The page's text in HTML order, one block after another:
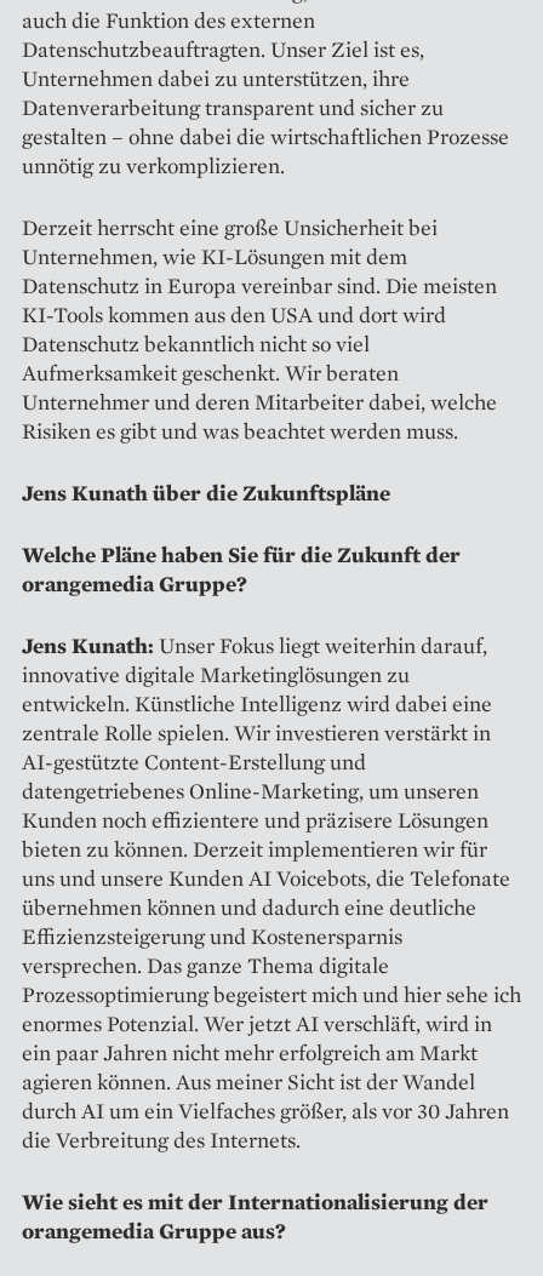
auch die Funktion des externen
Datenschutzbeauftragten. Unser Ziel ist es,
Unternehmen dabei zu unterstützen, ihre
Datenverarbeitung transparent und sicher zu
gestalten – ohne dabei die wirtschaftlichen Prozesse
unnötig zu verkomplizieren.
Derzeit herrscht eine große Unsicherheit bei
Unternehmen, wie KI-Lösungen mit dem
Datenschutz in Europa vereinbar sind. Die meisten
KI-Tools kommen aus den USA und dort wird
Datenschutz bekanntlich nicht so viel
Aufmerksamkeit geschenkt. Wir beraten
Unternehmer und deren Mitarbeiter dabei, welche
Risiken es gibt und was beachtet werden muss.
Jens Kunath über die Zukunftspläne
Welche Pläne haben Sie für die Zukunft der
orangemedia Gruppe?
Jens Kunath: Unser Fokus liegt weiterhin darauf,
innovative digitale Marketinglösungen zu
entwickeln. Künstliche Intelligenz wird dabei eine
zentrale Rolle spielen. Wir investieren verstärkt in
AI-gestützte Content-Erstellung und
datengetriebenes Online-Marketing, um unseren
Kunden noch effizientere und präzisere Lösungen
bieten zu können. Derzeit implementieren wir für
uns und unsere Kunden AI Voicebots, die Telefonate
übernehmen können und dadurch eine deutliche
Effizienzsteigerung und Kostenersparnis
versprechen. Das ganze Thema digitale
Prozessoptimierung begeistert mich und hier sehe ich
enormes Potenzial. Wer jetzt AI verschläft, wird in
ein paar Jahren nicht mehr erfolgreich am Markt
agieren können. Aus meiner Sicht ist der Wandel
durch AI um ein Vielfaches größer, als vor 30 Jahren
die Verbreitung des Internets.
Wie sieht es mit der Internationalisierung der
orangemedia Gruppe aus?